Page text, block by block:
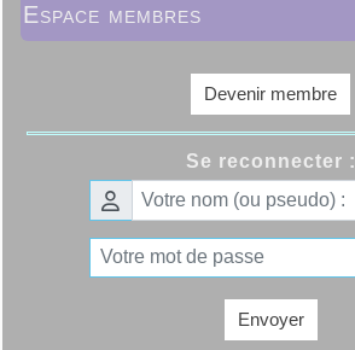
Espace membres
Devenir membre
Se reconnecter :
Envoyer